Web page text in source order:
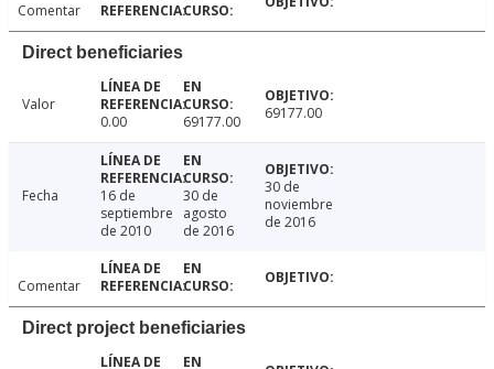
Comentar
Direct beneficiaries
Valor
0.00
69177.00 69177.00
Fecha
16 de
septiembre
de 2010
30 de
agosto
de 2016
30 de
noviembre
de 2016
Comentar
Direct project beneficiaries